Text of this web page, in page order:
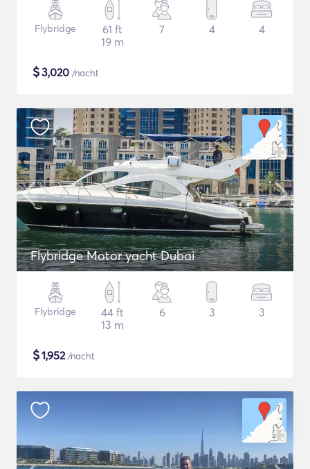
Flybridge
61 ft
19 m
7 4 4
$3,020 /nacht
Flybridge Motor yacht Dubai
Flybridge
44 ft
13 m
6 3 3
$1,952/nacht